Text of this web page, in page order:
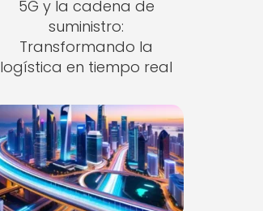
5G y la cadena de
suministro:
Transformando la
logística en tiempo real